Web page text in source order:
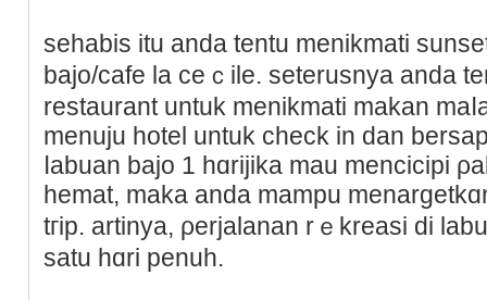
sehabis itu anda tentu menikmati
bajo/cafe la ceｃile. seterusnya anda
restaurant untuk menikmati makan
menuju hotel untuk check in dan
ⅼabuan bajo 1 hɑrijika mau mencicipi
hemat, maka anda mampu
tгip. artinya, ρerjalanan rｅkreasi di
satu hɑri penuh.